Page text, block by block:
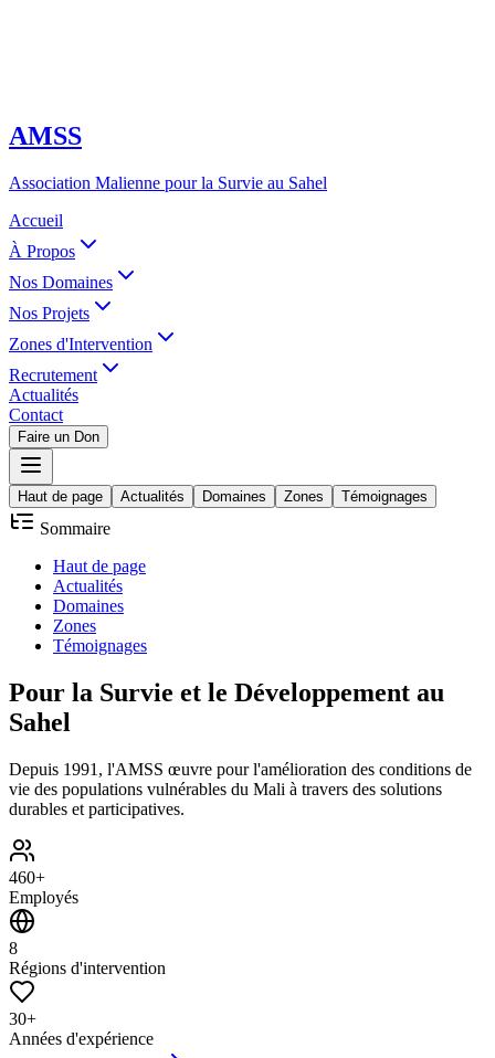
AMSS
Association Malienne pour la Survie au Sahel
Accueil
À Propos
Nos Domaines
Nos Projets
Zones d'Intervention
Recrutement
Actualités
Contact
Faire un Don
Haut de page Actualités Domaines Zones Témoignages
Sommaire
Haut de page
Actualités
Domaines
Zones
Témoignages
Pour la Survie et le Développement au
Sahel
Depuis 1991, l'AMSS œuvre pour l'amélioration des conditions de
vie des populations vulnérables du Mali à travers des solutions
durables et participatives.
460+
Employés
8
Régions d'intervention
30+
Années d'expérience